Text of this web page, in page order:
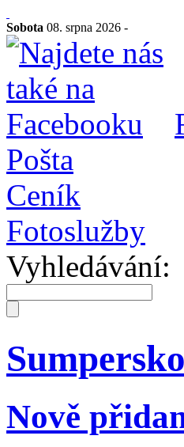
Sobota 08. srpna 2026 -
Pošta
Ceník
Fotoslužby
Vyhledávání:
Nově